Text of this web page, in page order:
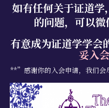
总部及历届会长
相关国际网站
伍廷芳与证道学在
学习资源
书籍目录
如有任何关于证道
的问题，可以
有意成为证道学学会
妥入
**”感谢你的入会申请，我们会